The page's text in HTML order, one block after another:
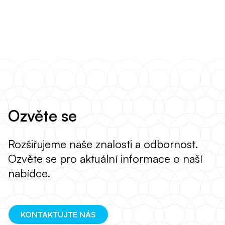
Ozvěte se
Rozšiřujeme naše znalosti a odbornost.
Ozvěte se pro aktuální informace o naší
nabídce.
KONTAKTUJTE NÁS